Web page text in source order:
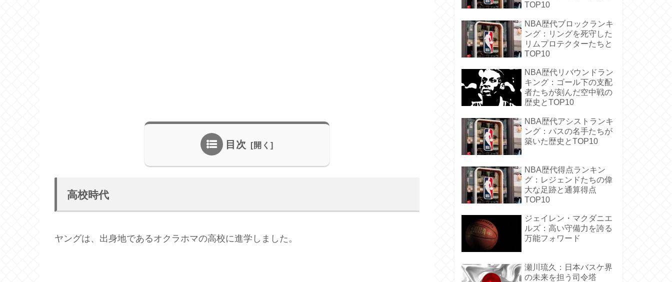
目次
高校時代
ヤングは、出身地であるオクラホマの高校に進学しました。
TOP10
NBA歴代ブロックランキ
ング：リングを死守した
リムプロテクターたちと
TOP10
NBA歴代リバウンドラン
キング：ゴール下の支配
者たちが刻んだ空中戦の
歴史とTOP10
NBA歴代アシストランキ
ング：パスの名手たちが
築いた歴史とTOP10
NBA歴代得点ランキン
グ：レジェンドたちの偉
大な足跡と通算得点
TOP10
ジェイレン・マクダニエ
ルズ：高い守備力を誇る
万能フォワード
瀬川琉久：日本バスケ界
の未来を担う司令塔